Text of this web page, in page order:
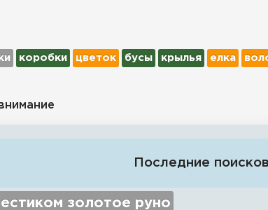
коробки цветок бусы крылья елка
Последние
золотое руно